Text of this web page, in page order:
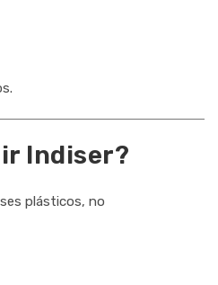
Indiser?
plásticos, no